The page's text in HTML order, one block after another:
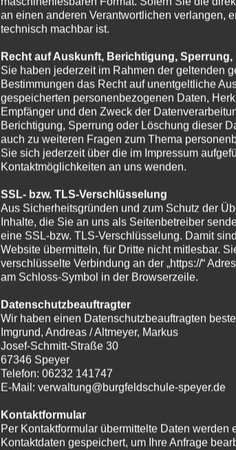
an einen anderen Verantwortlichen verlangen,
technisch machbar ist.
Recht auf Auskunft, Berichtigung,
Sie haben jederzeit im Rahmen der geltenden
Bestimmungen das Recht auf unentgeltliche
gespeicherten personenbezogenen Daten,
Empfänger und den Zweck der
Berichtigung, Sperrung oder Löschung dieser
auch zu weiteren Fragen zum Thema
Sie sich jederzeit über die im Impressum
Kontaktmöglichkeiten an uns wenden.
SSL- bzw. TLS-Verschlüsselung
Aus Sicherheitsgründen und zum Schutz der
Inhalte, die Sie an uns als Seitenbetreiber
eine SSL-bzw. TLS-Verschlüsselung. Damit
Website übermitteln, für Dritte nicht mitlesbar.
verschlüsselte Verbindung an der „https://“
am Schloss-Symbol in der Browserzeile.
Datenschutzbeauftragter
Wir haben einen Datenschutzbeauftragten
Imgrund, Andreas / Altmeyer, Markus
Josef-Schmitt-Straße 30
67346 Speyer
Telefon: 06232 141747
E-Mail: verwaltung@burgfeldschule-speyer.de
Kontaktformular
Per Kontaktformular übermittelte Daten werden
Kontaktdaten gespeichert, um Ihre Anfrage